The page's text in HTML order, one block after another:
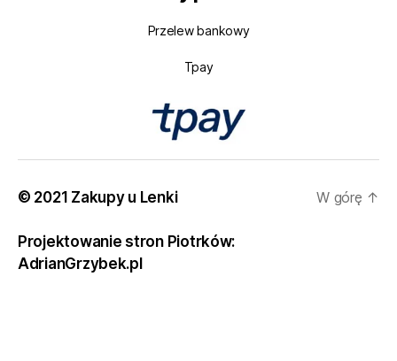
Przelew bankowy
Tpay
© 2021 Zakupy u Lenki
Projektowanie stron Piotrków:
AdrianGrzybek.pl
W górę ↑